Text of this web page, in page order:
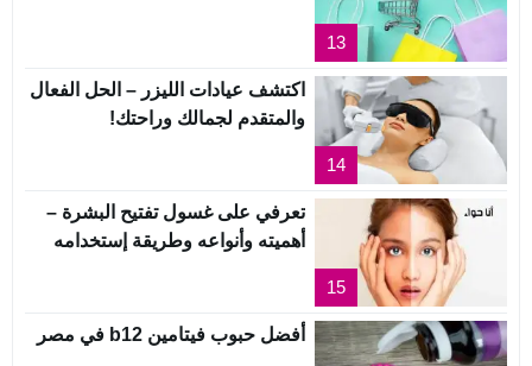
13
14
اكتشف عيادات الليزر – الحل الفعال
والمتقدم لجمالك وراحتك!
15
تعرفي على غسول تفتيح البشرة –
أهميته وأنواعه وطريقة إستخدامه
أفضل حبوب فيتامين b12 في مصر